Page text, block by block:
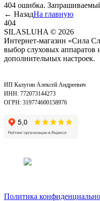
404 ошибка.
← НазадНа главную
404
SILASLUHA © 2026
Интернет-магазин «Сила
выбор слуховых аппаратов
дополнительных настроек.
ИП Калугин Алексей Андреевич
ИНН: 772073144273
ОГРН: 319774600158976
Политика